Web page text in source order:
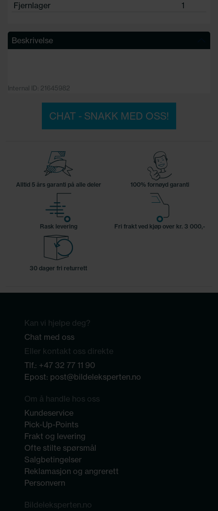
Fjernlager
1
Beskrivelse
Internal ID: 21645982
CHAT - SNAKK MED OSS!
Alltid 5 års garanti på alle deler 100% fornøyd garanti
Rask levering Fri frakt ved kjøp over kr. 3 000,-
30 dager fri returrett
Kan vi hjelpe deg?
Chat med oss
Eller kontakt oss direkte
Tlf.: +47 32 77 11 90
Epost: post@bildeleksperten.no
Om å handle hos oss
Kundeservice
Pick-Up-Points
Frakt og levering
Ofte stilte spørsmål
Salgbetingelser
Reklamasjon og angrerett
Personvern
Bildeleksperten.no